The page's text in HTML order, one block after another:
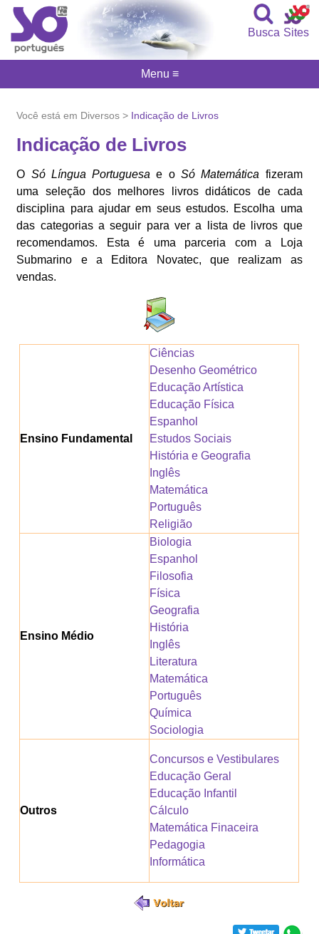
Sites
Busca
Você está em Diversos > Indicação de Livros
Indicação de Livros
O Só Língua Portuguesa e oSó Matemática fizeram
uma seleção dos melhores livros didáticos de cada
disciplina para ajudar em seus estudos. Escolha uma
das categorias a seguir para ver a lista de livros que
recomendamos. Esta é uma parceria com a Loja
Submarino e a Editora Novatec, que realizam as
vendas.
Ensino Fundamental
Ciências
Desenho Geométrico
Educação Artística
Educação Física
Espanhol
Estudos Sociais
História e Geografia
Inglês
Matemática
Português
Religião
Ensino Médio
Biologia
Espanhol
Filosofia
Física
Geografia
História
Inglês
Literatura
Matemática
Português
Química
Sociologia
Outros
Concursos e Vestibulares
Educação Geral
Educação Infantil
Cálculo
Matemática Finaceira
Pedagogia
Informática